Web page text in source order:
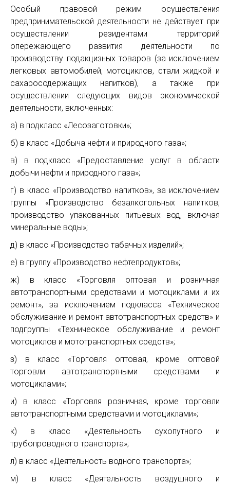
Особый правовой режим осуществления
предпринимательской деятельности не действует при
осуществлении резидентами территорий
опережающего развития деятельности по
производству подакцизных товаров (за исключением
легковых автомобилей, мотоциклов, стали жидкой и
сахаросодержащих напитков), а также при
осуществлении следующих видов экономической
деятельности, включенных:
а) в подкласс «Лесозаготовки»;
б) в класс «Добыча нефти и природного газа»;
в) в подкласс «Предоставление услуг в области
добычи нефти и природного газа»;
г) в класс «Производство напитков», за исключением
группы «Производство безалкогольных напитков;
производство упакованных питьевых вод, включая
минеральные воды»;
д) в класс «Производство табачных изделий»;
е) в группу «Производство нефтепродуктов»;
ж) в класс «Торговля оптовая и розничная
автотранспортными средствами и мотоциклами и их
ремонт», за исключением подкласса «Техническое
обслуживание и ремонт автотранспортных средств» и
подгруппы «Техническое обслуживание и ремонт
мотоциклов и мототранспортных средств»;
з) в класс «Торговля оптовая, кроме оптовой
торговли автотранспортными средствами и
мотоциклами»;
и) в класс «Торговля розничная, кроме торговли
автотранспортными средствами и мотоциклами»;
к) в класс «Деятельность сухопутного и
трубопроводного транспорта»;
л) в класс «Деятельность водного транспорта»;
м) в класс «Деятельность воздушного и